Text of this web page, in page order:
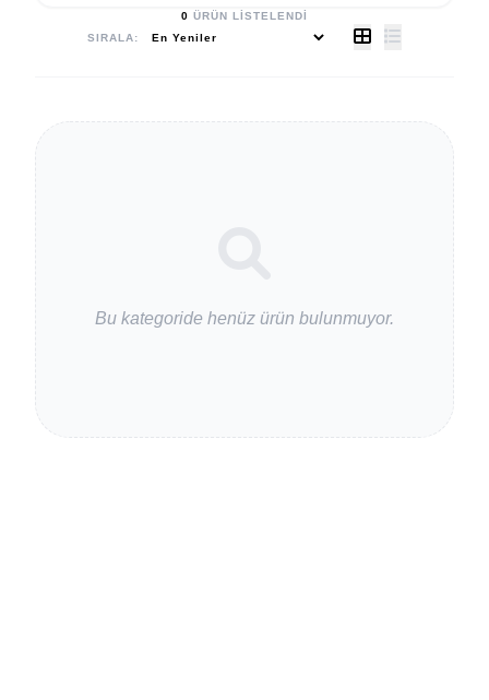
0 ÜRÜN LISTELENDI
SIRALA:
Bu kategoride henüz ürün bulunmuyor.